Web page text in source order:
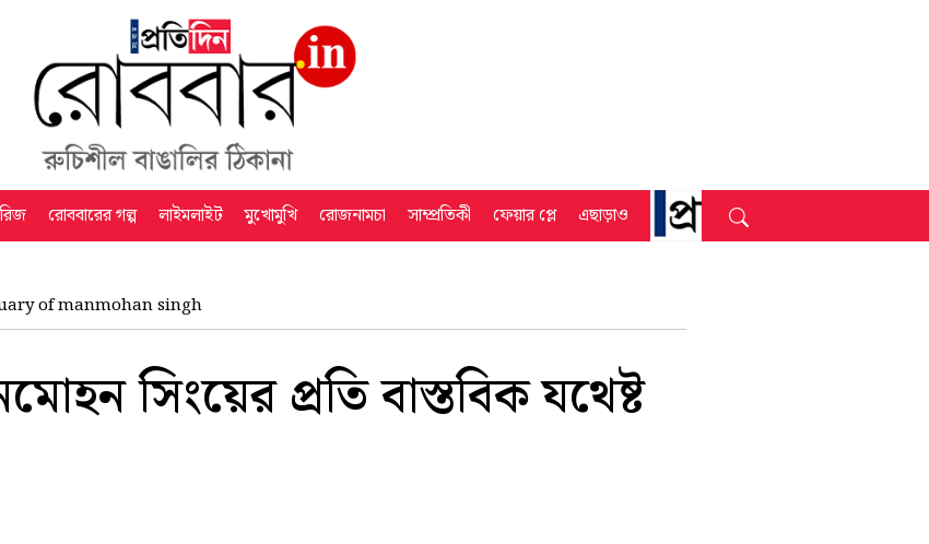
রোববারের গল্প লাইমলাইট মুখোমুখি রোজনামচা সাম্প্রতিকী ফেয়ার প্লে এছাড়াও
of manmohan singh
সিংয়ের প্রতি বাস্তবিক যথেষ্ট